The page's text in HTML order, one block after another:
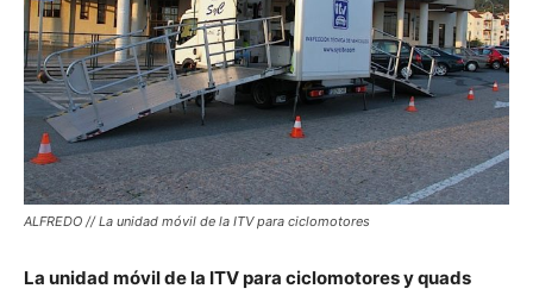
ALFREDO // La unidad móvil de la ITV para ciclomotores
La unidad móvil de la ITV para ciclomotores y quads